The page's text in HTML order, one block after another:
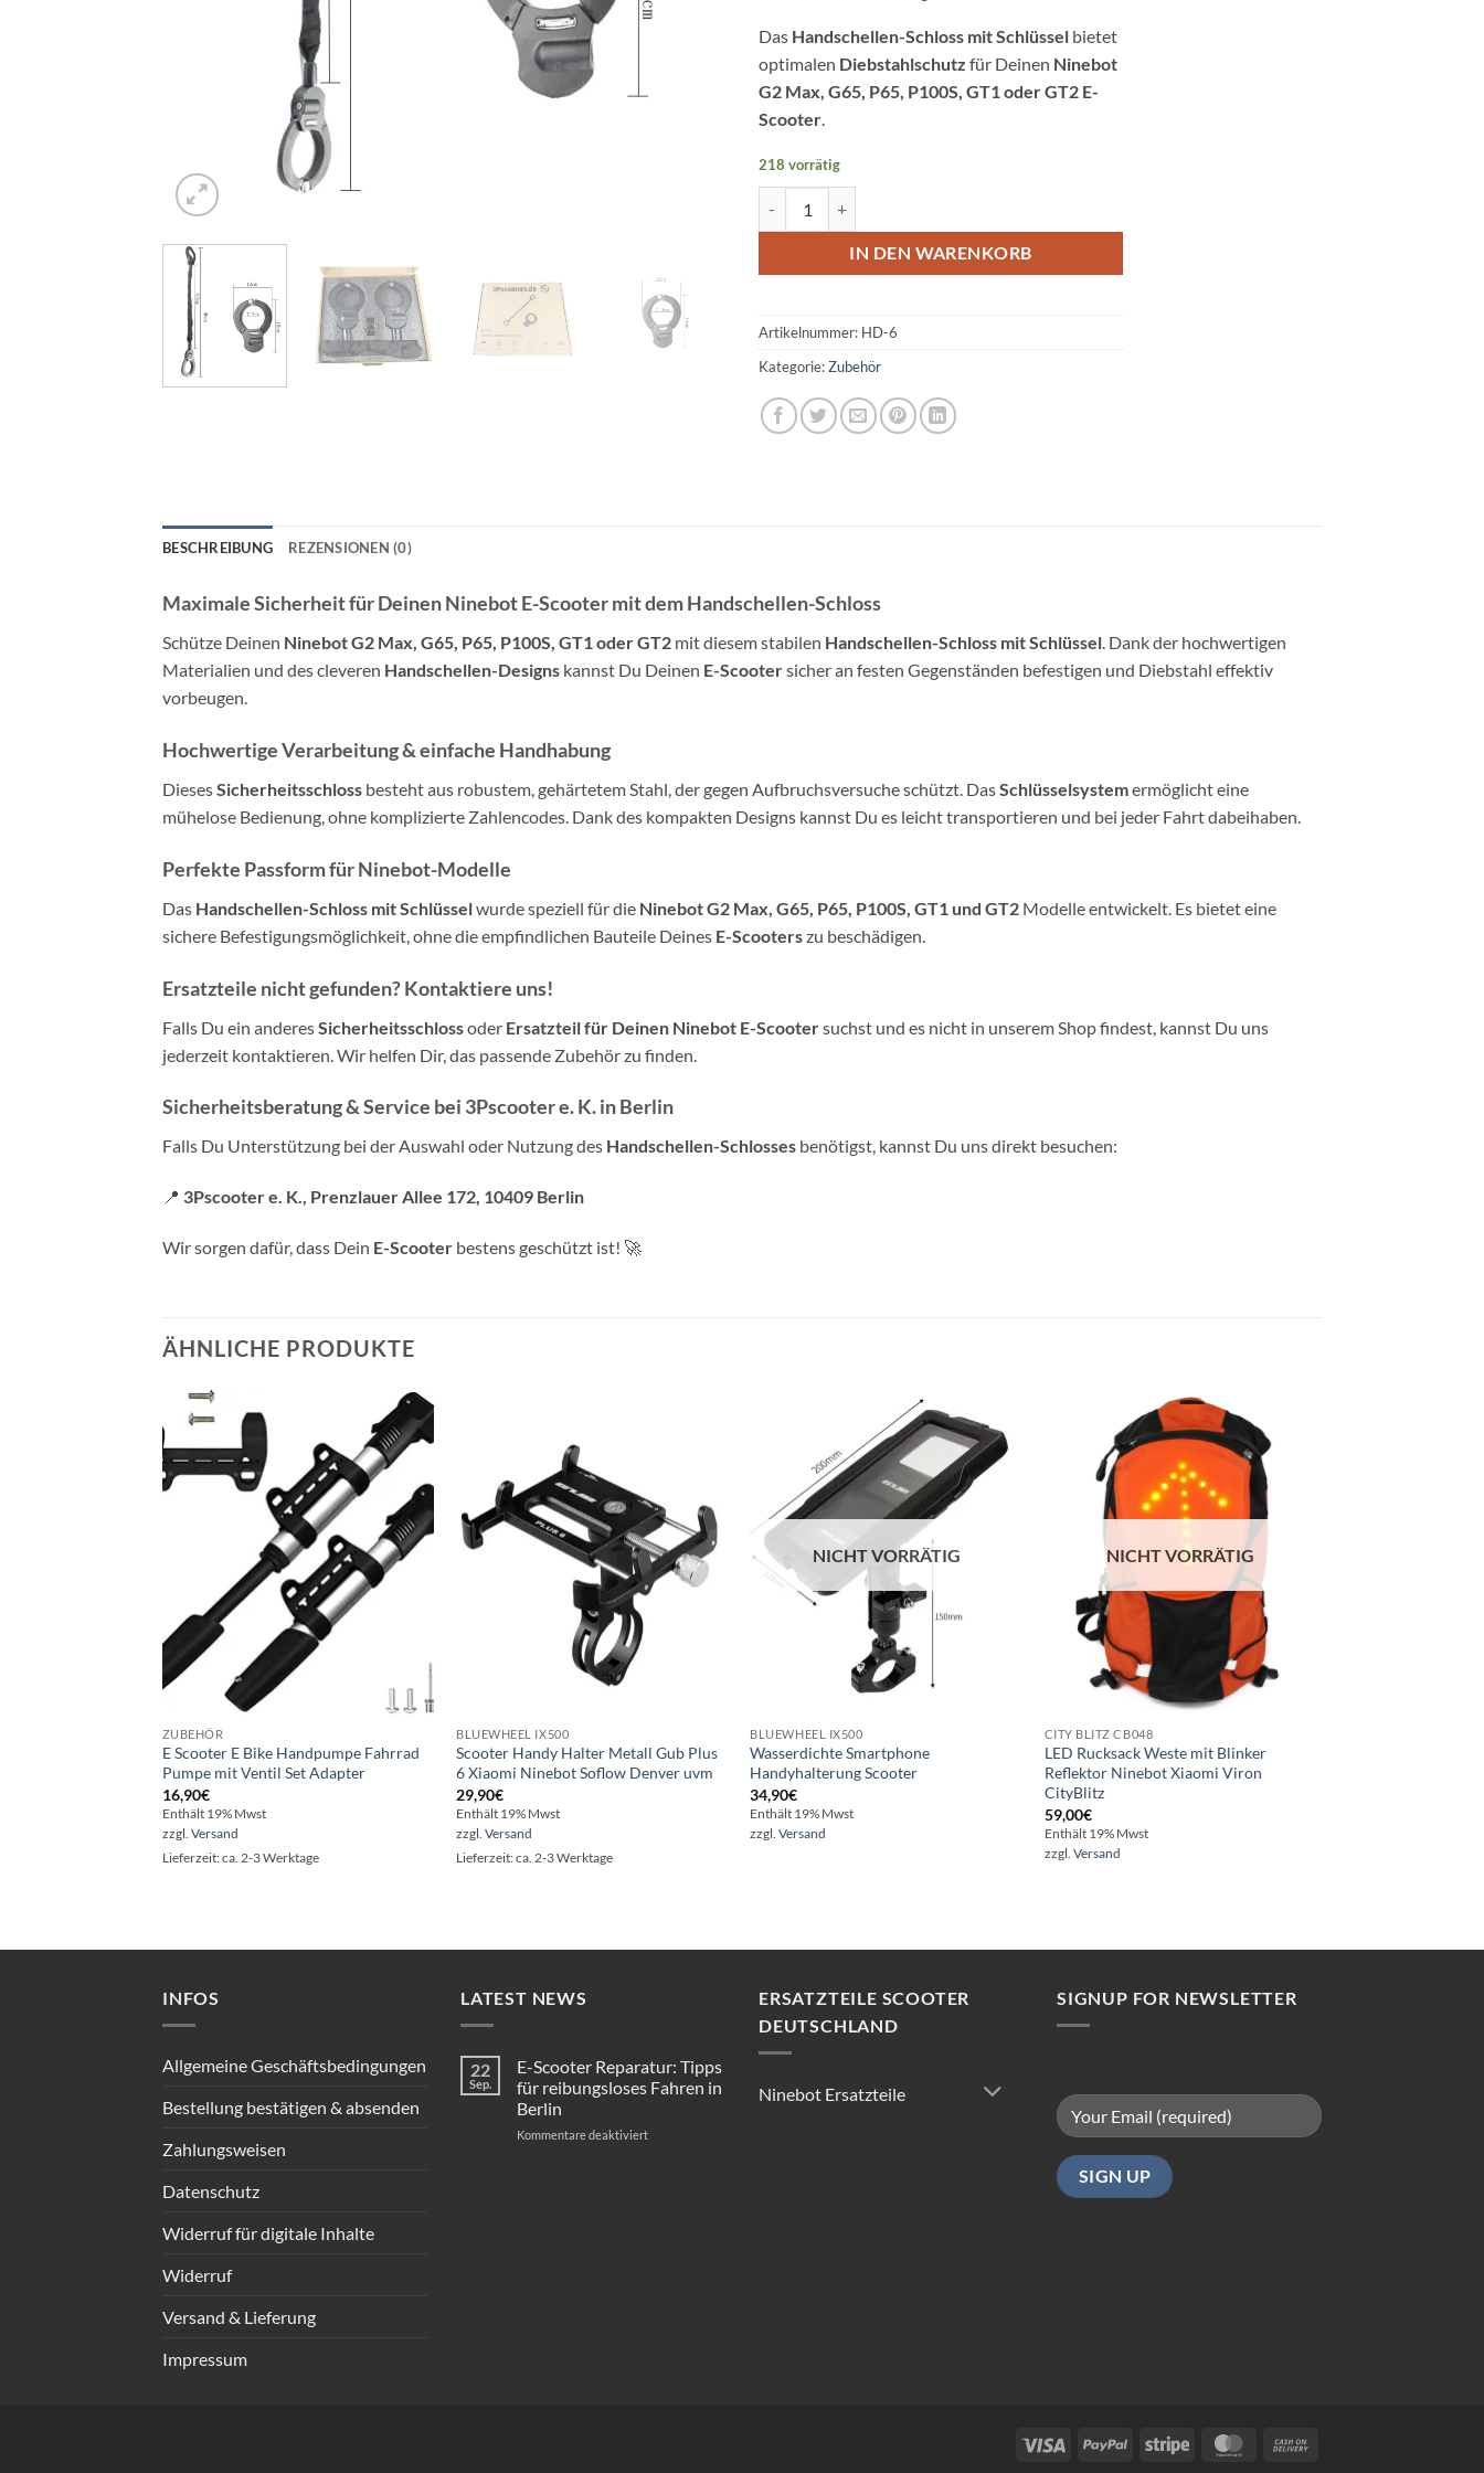
Das Handschellen-Schloss mit Schlüssel bietet
optimalen Diebstahlschutz für Deinen Ninebot
G2 Max, G65, P65, P100S, GT1 oder GT2 E-
Scooter
218 vorrätig
IN DEN WARENKORB
Artikelnummer: HD-6
Kategorie:Zubehör
BESCHREIBUNG REZENSIONEN (0)
Maximale Sicherheit für Deinen Ninebot E-Scooter mit dem Handschellen-Schloss
Schütze Deinen Ninebot G2 Max, G65, P65, P100S, GT1 oder GT2 mit diesem stabilen Handschellen-Schloss mit Schlüssel. Dank der hochwertigen
Materialien und des cleveren Handschellen-Designs kannst Du Deinen E-Scootersicher an festen Gegenständen befestigen und Diebstahl effektiv
vorbeugen.
Hochwertige Verarbeitung & einfache Handhabung
DiesesSicherheitsschloss besteht aus robustem, gehärtetem Stahl, der gegen Aufbruchsversuche schützt. DasSchlüsselsystemermöglicht eine
mühelose Bedienung, ohne komplizierte Zahlencodes. Dank des kompakten Designs kannst Du es leicht transportieren und bei jeder Fahrt dabeihaben.
Perfekte Passform für Ninebot-Modelle
Das Handschellen-Schloss mit Schlüsselwurde speziell für die Ninebot G2 Max, G65, P65, P100S, GT1 und GT2 Modelle entwickelt. Es bietet eine
sichere Befestigungsmöglichkeit, ohne die empfindlichen Bauteile Deines E-Scooterszu beschädigen.
Ersatzteile nicht gefunden? Kontaktiere uns!
Falls Du ein anderesSicherheitsschlossoder Ersatzteil für Deinen Ninebot E-Scootersuchst und es nicht in unserem Shop findest, kannst Du uns
jederzeit kontaktieren. Wir helfen Dir, das passende Zubehör zu finden.
Sicherheitsberatung & Service bei 3Pscooter e. K. in Berlin
Falls Du Unterstützung bei der Auswahl oder Nutzung des Handschellen-Schlosses benötigst, kannst Du uns direkt besuchen:
📍 3Pscooter e. K., Prenzlauer Allee 172, 10409 Berlin
Wir sorgen dafür, dass Dein E-Scooter bestens geschützt ist! 🚀
ÄHNLICHE PRODUKTE
Auf die
Wunschliste
ZUBEHÖR
E Scooter E Bike Handpumpe Fahrrad
Pumpe mit Ventil Set Adapter
16,90€
Enthält 19% Mwst
zzgl. Versand
Lieferzeit: ca. 2-3 Werktage
BLUEWHEEL IX500
Scooter Handy Halter Metall Gub Plus
6 Xiaomi Ninebot Soflow Denver uvm
29,90€
Enthält 19% Mwst
zzgl.Versand
Lieferzeit: ca. 2-3 Werktage
Auf die
Wunschliste
NICHT VORRÄTIG
BLUEWHEEL IX500
Wasserdichte Smartphone
Handyhalterung Scooter
34,90€
Enthält 19% Mwst
zzgl.Versand
Auf die
Wunschliste
NICHT VORRÄTIG
CITY BLITZ CB048
LED Rucksack Weste mit Blinker
Reflektor Ninebot Xiaomi Viron
CityBlitz
59,00€
Enthält 19% Mwst
zzgl. Versand
INFOS
Allgemeine Geschäftsbedingungen
Bestellung bestätigen & absenden
Zahlungsweisen
Datenschutz
Widerruf für digitale Inhalte
Widerruf
Versand & Lieferung
Impressum
LATEST NEWS
22
Sep.
E-Scooter Reparatur: Tipps
für reibungsloses Fahren in
Berlin
Kommentare deaktiviertfür
ERSATZTEILE SCOOTER
DEUTSCHLAND
Ninebot Ersatzteile
SIGNUP FOR NEWSLETTER
Visa PayPal Stripe MasterCard